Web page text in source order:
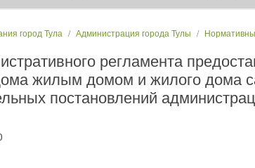
город Тула Администрация города Тулы
регламента
жилым домом и жилого дома
постановлений